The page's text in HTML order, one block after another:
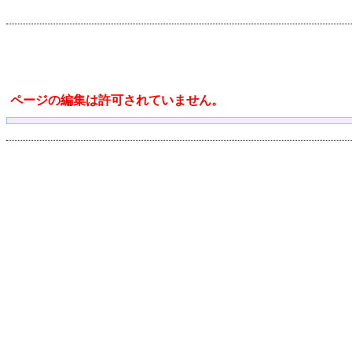
ページの編集は許可されていません。